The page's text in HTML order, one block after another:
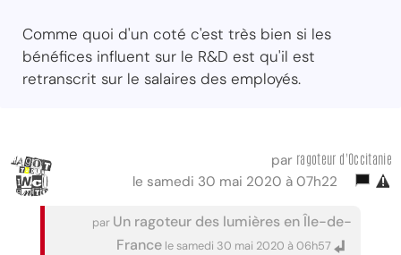
Comme quoi d'un coté c'est très bien si les
bénéfices influent sur le R&D est qu'il est
retranscrit sur le salaires des employés.
par ragoteur d'Occitanie
le samedi 30 mai 2020 à 07h22
par Un ragoteur des lumières en Île-de-
France le samedi 30 mai 2020 à 06h57